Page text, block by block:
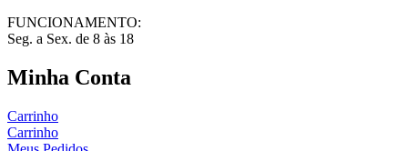
FUNCIONAMENTO:
Seg. a Sex. de 8 às 18
Minha Conta
Carrinho
Carrinho